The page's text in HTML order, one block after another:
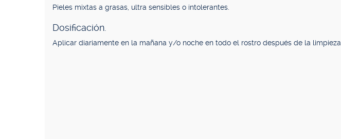
Pieles mixtas a grasas, ultra sensibles o intolerantes.
Dosificación.
Aplicar diariamente en la mañana y/o noche en todo el rostro después de la limpieza.